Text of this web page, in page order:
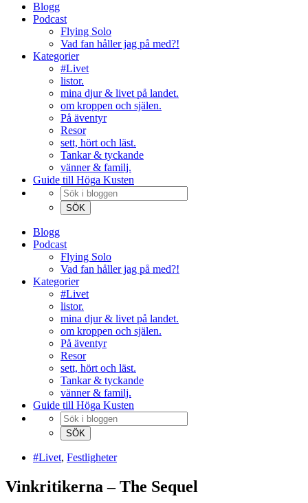
Blogg
Podcast
Flying Solo
Vad fan håller jag på med?!
Kategorier
#Livet
listor.
mina djur & livet på landet.
om kroppen och själen.
På äventyr
Resor
sett, hört och läst.
Tankar & tyckande
vänner & familj.
Guide till Höga Kusten
Blogg
Podcast
Flying Solo
Vad fan håller jag på med?!
Kategorier
#Livet
listor.
mina djur & livet på landet.
om kroppen och själen.
På äventyr
Resor
sett, hört och läst.
Tankar & tyckande
vänner & familj.
Guide till Höga Kusten
#Livet, Festligheter
Vinkritikerna – The Sequel